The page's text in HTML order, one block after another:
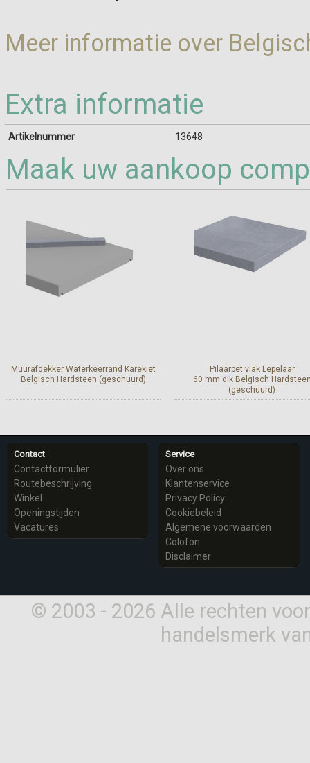
Meer informatie over
Extra informatie
Artikelnummer 13648
Maak uw aankoop
Muurafdekker Waterkeerrand Karekiet
Belgisch Hardsteen (geschuurd)
Pilaarpet vlak Lepelaar
60 mm dik Belgisch
(geschuurd)
Contact
Contactformulier
Routebeschrijving
Winkel
Openingstijden
Vacatures
Service
Over ons
Klantenservice
Privacy Policy
Cookiebeleid
Algemene voorwaarden
Colofon
Disclaimer
© 2003 - 2026 Alle rechten
handelsmerk